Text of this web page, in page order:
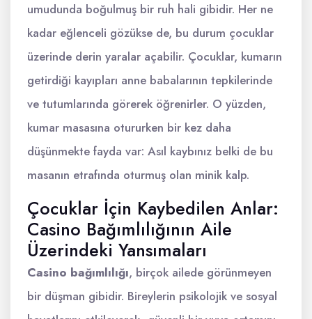
umudunda boğulmuş bir ruh hali gibidir. Her ne
kadar eğlenceli gözükse de, bu durum çocuklar
üzerinde derin yaralar açabilir. Çocuklar, kumarın
getirdiği kayıpları anne babalarının tepkilerinde
ve tutumlarında görerek öğrenirler. O yüzden,
kumar masasına otururken bir kez daha
düşünmekte fayda var: Asıl kaybınız belki de bu
masanın etrafında oturmuş olan minik kalp.
Çocuklar İçin Kaybedilen Anlar:
Casino Bağımlılığının Aile
Üzerindeki Yansımaları
Casino bağımlılığı, birçok ailede görünmeyen
bir düşman gibidir. Bireylerin psikolojik ve sosyal